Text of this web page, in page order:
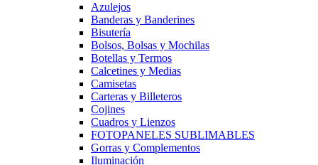
Azulejos
Banderas y Banderines
Bisutería
Bolsos, Bolsas y Mochilas
Botellas y Termos
Calcetines y Medias
Camisetas
Carteras y Billeteros
Cojines
Cuadros y Lienzos
FOTOPANELES SUBLIMABLES
Gorras y Complementos
Iluminación